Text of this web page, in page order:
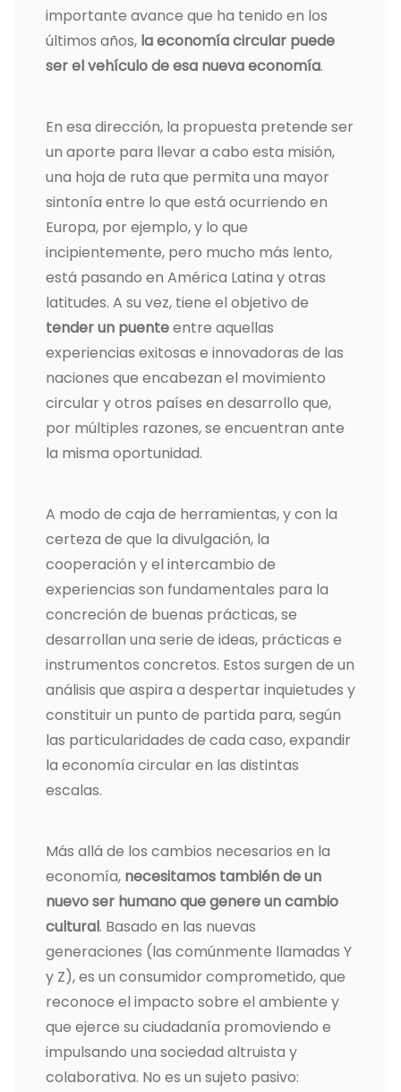
importante avance que ha tenido en los
últimos años, la economía circular puede
ser el vehículo de esa nueva economía.
En esa dirección, la propuesta pretende ser
un aporte para llevar a cabo esta misión,
una hoja de ruta que permita una mayor
sintonía entre lo que está ocurriendo en
Europa, por ejemplo, y lo que
incipientemente, pero mucho más lento,
está pasando en América Latina y otras
latitudes. A su vez, tiene el objetivo de
tender un puenteentre aquellas
experiencias exitosas e innovadoras de las
naciones que encabezan el movimiento
circular y otros países en desarrollo que,
por múltiples razones, se encuentran ante
la misma oportunidad.
A modo de caja de herramientas, y con la
certeza de que la divulgación, la
cooperación y el intercambio de
experiencias son fundamentales para la
concreción de buenas prácticas, se
desarrollan una serie de ideas, prácticas e
instrumentos concretos. Estos surgen de un
análisis que aspira a despertar inquietudes y
constituir un punto de partida para, según
las particularidades de cada caso, expandir
la economía circular en las distintas
escalas.
Más allá de los cambios necesarios en la
economía, necesitamos también de un
nuevo ser humano que genere un cambio
cultural. Basado en las nuevas
generaciones (las comúnmente llamadas Y
y Z), es un consumidor comprometido, que
reconoce el impacto sobre el ambiente y
que ejerce su ciudadanía promoviendo e
impulsando una sociedad altruista y
colaborativa. No es un sujeto pasivo: